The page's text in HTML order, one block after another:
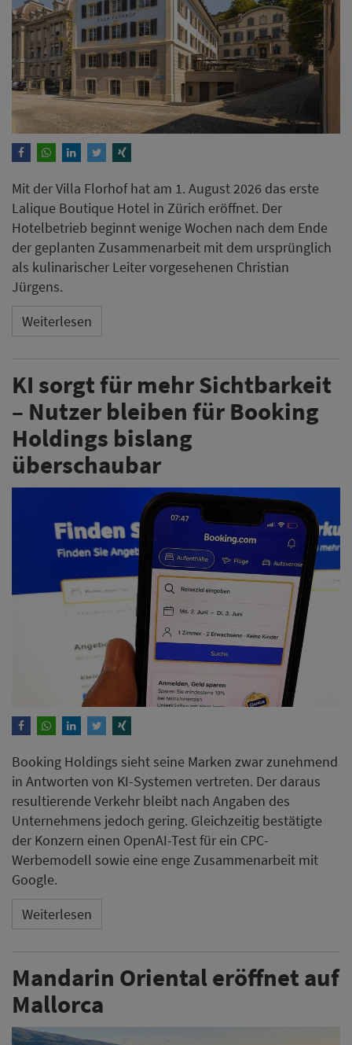
Mit der Villa Florhof hat am 1. August 2026 das erste
Lalique Boutique Hotel in Zürich eröffnet. Der
Hotelbetrieb beginnt wenige Wochen nach dem Ende
der geplanten Zusammenarbeit mit dem ursprünglich
als kulinarischer Leiter vorgesehenen Christian
Jürgens.
Weiterlesen
KI sorgt für mehr Sichtbarkeit
– Nutzer bleiben für Booking
Holdings bislang
überschaubar
Booking Holdings sieht seine Marken zwar zunehmend
in Antworten von KI-Systemen vertreten. Der daraus
resultierende Verkehr bleibt nach Angaben des
Unternehmens jedoch gering. Gleichzeitig bestätigte
der Konzern einen OpenAI-Test für ein CPC-
Werbemodell sowie eine enge Zusammenarbeit mit
Google.
Weiterlesen
Mandarin Oriental eröffnet auf
Mallorca